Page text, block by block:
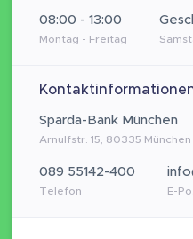
08:00 - 13:00
Montag - Freitag
Sparda-Bank München
Arnulfstr. 15, 80335 München
089 55142-400
Telefon E-